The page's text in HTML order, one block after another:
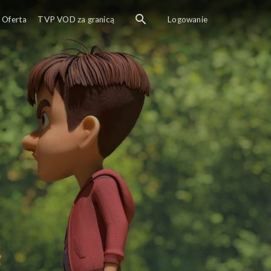
Oferta TVP VOD za granicą Logowanie